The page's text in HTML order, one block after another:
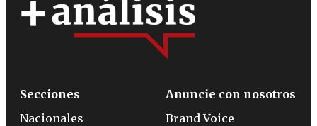
Secciones
Nacionales
Anuncie con nosotros
Brand Voice